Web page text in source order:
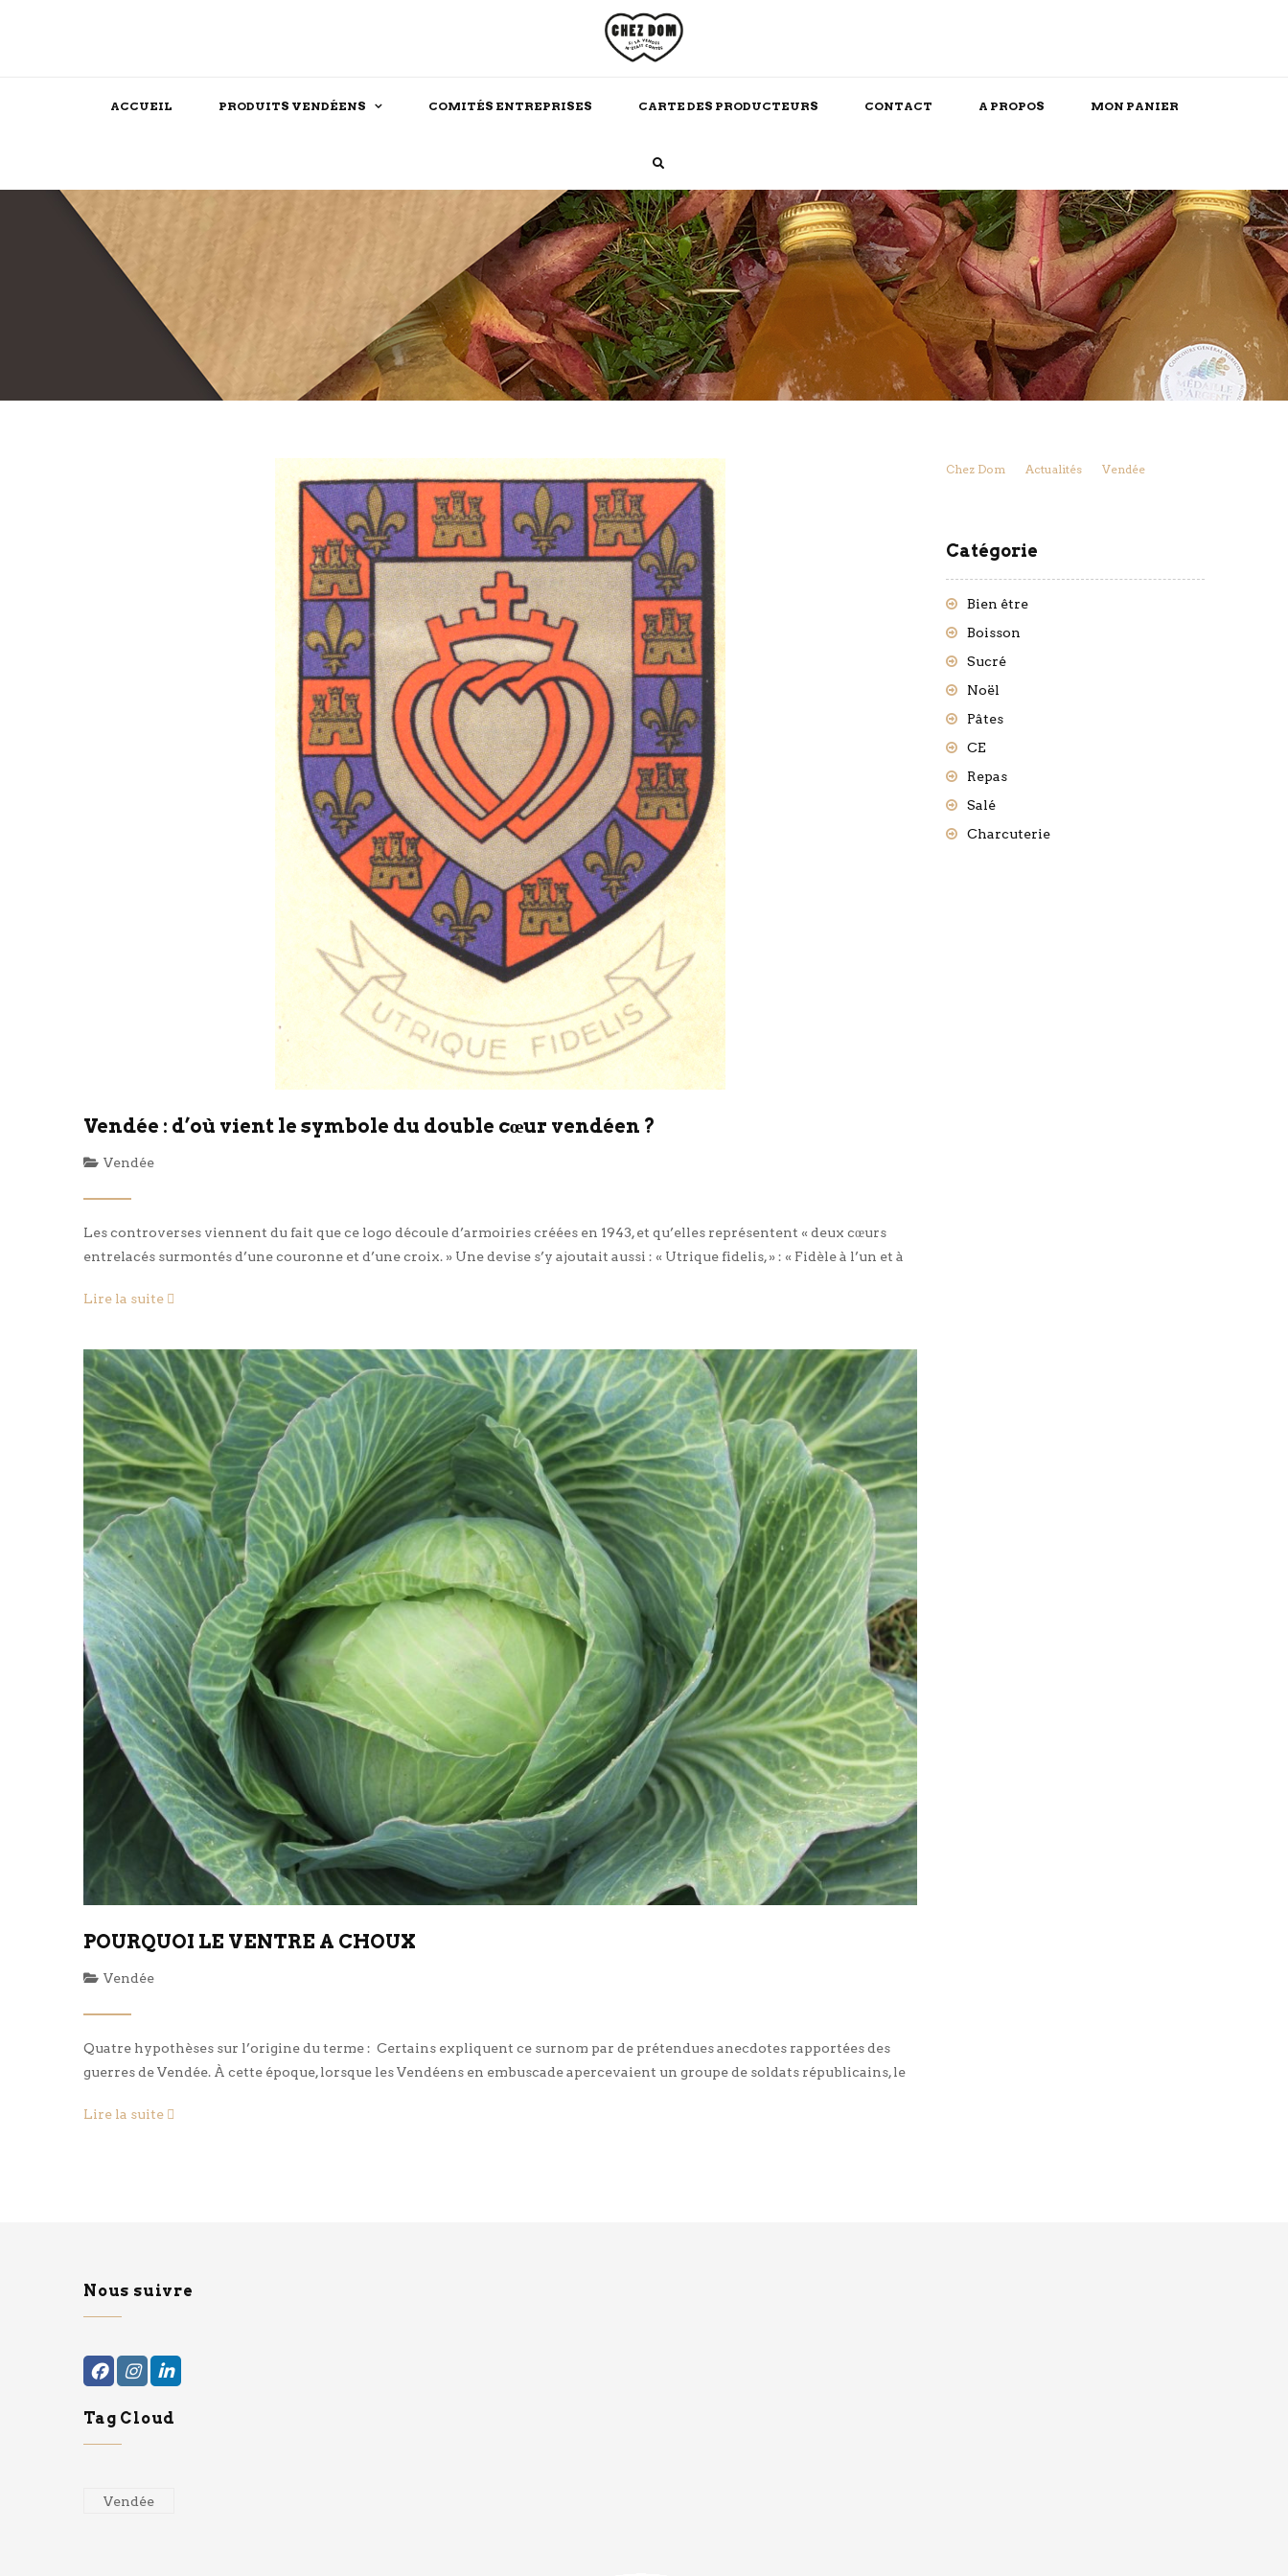
ACCUEIL PRODUITS VENDÉENS
Assaisonnements
Féculent
Produits festifs
Chocolat
Dessert
Boissons Chaudes
Alcool
Snack/Apéritif
Repas Box
Maison
COMITÉS ENTREPRISES CARTE DES PRODUCTEURS CONTACT A PROPOS MON PANIER
Vendée : d’où vient le symbole du double cœur vendéen ?
Vendée
Les controverses viennent du fait que ce logo découle d’armoiries créées en 1943, et qu’elles représentent « deux cœurs
entrelacés surmontés d’une couronne et d’une croix. » Une devise s’y ajoutait aussi : « Utrique fidelis, » : « Fidèle à l’un et à
Lire la suite
POURQUOI LE VENTRE A CHOUX
Vendée
Quatre hypothèses sur l’origine du terme : Certains expliquent ce surnom par de prétendues anecdotes rapportées des
guerres de Vendée. À cette époque, lorsque les Vendéens en embuscade apercevaient un groupe de soldats républicains, le
Lire la suite
Chez Dom Actualités Vendée
Catégorie
Bien être
Boisson
Sucré
Noël
Pâtes
CE
Repas
Salé
Charcuterie
Nous suivre
Tag Cloud
Vendée